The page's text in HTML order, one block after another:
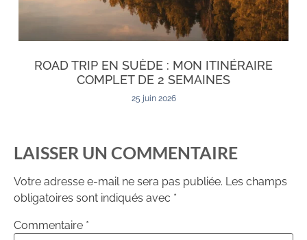
ROAD TRIP EN SUÈDE : MON ITINÉRAIRE
COMPLET DE 2 SEMAINES
25 juin 2026
LAISSER UN COMMENTAIRE
Votre adresse e-mail ne sera pas publiée. Les champs
obligatoires sont indiqués avec *
Commentaire *